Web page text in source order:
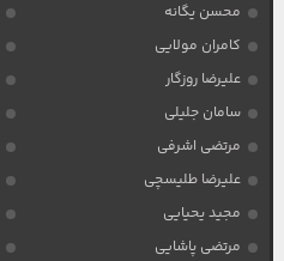
محسن یگانه
کامران مولایی
علیرضا روزگار
سامان جلیلی
مرتضی اشرفی
علیرضا طلیسچی
مجید یحیایی
مرتضی پاشایی